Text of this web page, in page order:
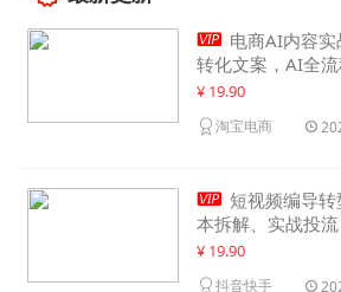
 电商AI内容
转化文案，AI全
单月节省内容成本
¥ 19.90
淘宝电商
 短视频编导
本拆解、实战投
速入行月入2w+
¥ 19.90
抖音快手